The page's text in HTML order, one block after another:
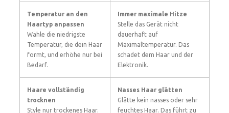
Temperatur an den
Haartyp anpassen
Wähle die niedrigste
Temperatur, die dein Haar
formt, und erhöhe nur bei
Bedarf.
Immer maximale Hitze
Stelle das Gerät nicht
dauerhaft auf
Maximaltemperatur. Das
schadet dem Haar und der
Elektronik.
Haare vollständig
trocknen
Style nur trockenes Haar.
Nasses Haar glätten
Glätte kein nasses oder sehr
feuchtes Haar. Das führt zu